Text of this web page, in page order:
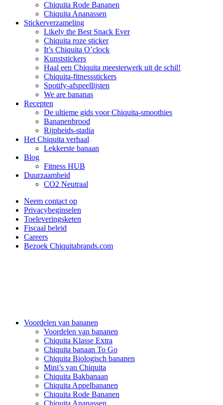
Chiquita Rode Bananen
Chiquita Ananassen
Stickerverzameling
Likely the Best Snack Ever
Chiquita roze sticker
It’s Chiquita O’clock
Kunststickers
Haal een Chiquita meesterwerk uit de schil!
Chiquita-fitnessstickers
Spotify-afspeellijsten
We are bananas
Recepten
De ultieme gids voor Chiquita-smoothies
Bananenbrood
Rijpheids-stadia
Het Chiquita verhaal
Lekkerste banaan
Blog
Fitness HUB
Duurzaamheid
CO2 Neutraal
Neem contact op
Privacybeginselen
Toeleveringsketen
Fiscaal beleid
Careers
Bezoek Chiquitabrands.com
Voordelen van bananen
Voordelen van bananen
Chiquita Klasse Extra
Chiquita banaan To Go
Chiquita Biologisch bananen
Mini’s van Chiquita
Chiquita Bakbanaan
Chiquita Appelbananen
Chiquita Rode Bananen
Chiquita Ananassen